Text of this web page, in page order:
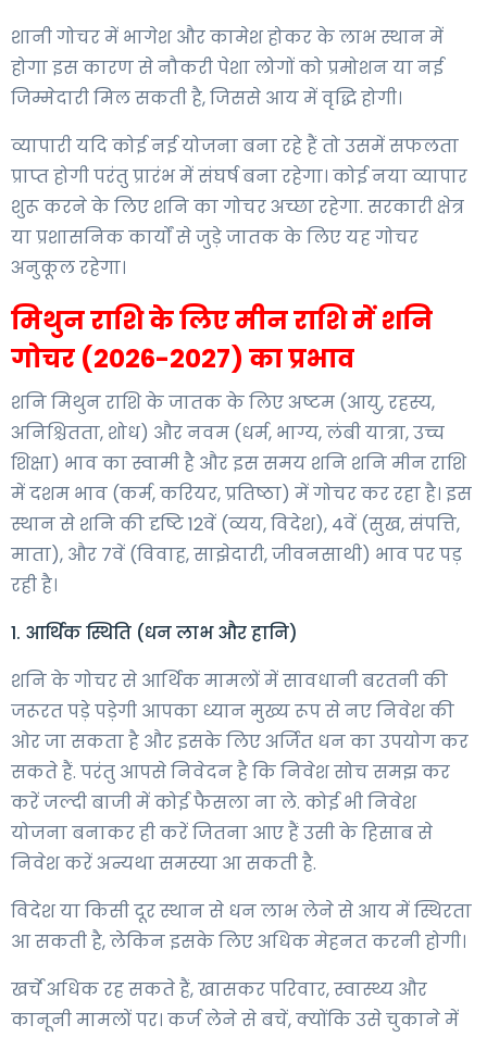
शानी गोचर में भागेश और कामेश होकर के लाभ स्थान में
होगा इस कारण से नौकरी पेशा लोगों को प्रमोशन या नई
जिम्मेदारी मिल सकती है, जिससे आय में वृद्धि होगी।
व्यापारी यदि कोई नई योजना बना रहे हैं तो उसमें सफलता
प्राप्त होगी परंतु प्रारंभ में संघर्ष बना रहेगा। कोई नया व्यापार
शुरू करने के लिए शनि का गोचर अच्छा रहेगा. सरकारी क्षेत्र
या प्रशासनिक कार्यों से जुड़े जातक के लिए यह गोचर
अनुकूल रहेगा।
मिथुन राशि के लिए मीन राशि में शनि
गोचर (2026-2027) का प्रभाव
शनि मिथुन राशि के जातक के लिए अष्टम (आयु, रहस्य,
अनिश्चितता, शोध) और नवम (धर्म, भाग्य, लंबी यात्रा, उच्च
शिक्षा) भाव का स्वामी है और इस समय शनि शनि मीन राशि
में दशम भाव (कर्म, करियर, प्रतिष्ठा) में गोचर कर रहा है। इस
स्थान से शनि की दृष्टि 12वें (व्यय, विदेश), 4वें (सुख, संपत्ति,
माता), और 7वें (विवाह, साझेदारी, जीवनसाथी) भाव पर पड़
रही है।
1. आर्थिक स्थिति (धन लाभ और हानि)
शनि के गोचर से आर्थिक मामलों में सावधानी बरतनी की
जरूरत पड़े पड़ेगी आपका ध्यान मुख्य रूप से नए निवेश की
ओर जा सकता है और इसके लिए अर्जित धन का उपयोग कर
सकते हैं. परंतु आपसे निवेदन है कि निवेश सोच समझ कर
करें जल्दी बाजी में कोई फैसला ना ले. कोई भी निवेश
योजना बनाकर ही करें जितना आए हैं उसी के हिसाब से
निवेश करें अन्यथा समस्या आ सकती है.
विदेश या किसी दूर स्थान से धन लाभ लेने से आय में स्थिरता
आ सकती है, लेकिन इसके लिए अधिक मेहनत करनी होगी।
खर्चे अधिक रह सकते हैं, खासकर परिवार, स्वास्थ्य और
कानूनी मामलों पर। कर्ज लेने से बचें, क्योंकि उसे चुकाने में